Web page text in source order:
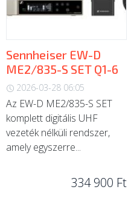
Sennheiser EW-D
ME2/835-S SET Q1-6
2026-03-28 06:05
Az EW-D ME2/835-S SET
komplett digitális UHF
vezeték nélküli rendszer,
amely egyszerre...
334 900 Ft